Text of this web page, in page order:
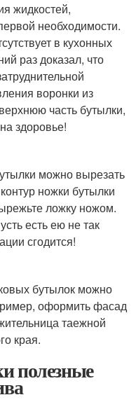
жидкостей,
необходимости.
в кухонных
раз доказал, что
воронки из
часть бутылки,
здоровье!
можно вырезать
ножки бутылки
ложку ножом.
есть ею не так
сгодится!
бутылок можно
оформить фасад
таежной
края.
полезные